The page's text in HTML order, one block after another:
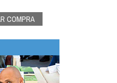
COMPRA